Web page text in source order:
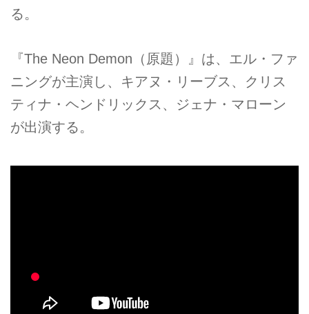
る。
『The Neon Demon（原題）』は、エル・ファ
ニングが主演し、キアヌ・リーブス、クリス
ティナ・ヘンドリックス、ジェナ・マローン
が出演する。